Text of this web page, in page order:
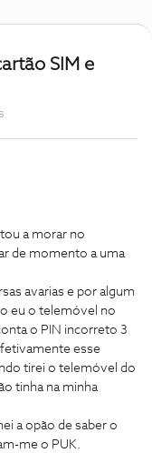
SIM e
a morar no
de momento a uma
avarias e por algum
eu o telemóvel no
o PIN incorreto 3
esse
tirei o telemóvel do
tinha na minha
a opão de saber o
me o PUK.